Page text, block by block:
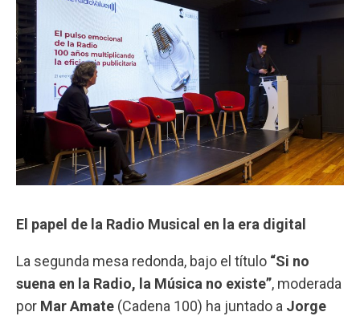
El papel de la Radio Musical en la era digital
La segunda mesa redonda, bajo el título “Si no
suena en la Radio, la Música no existe”, moderada
por Mar Amate (Cadena 100) ha juntado a Jorge